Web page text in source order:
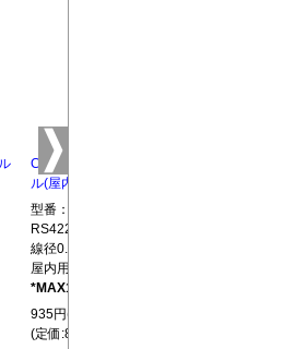
CBLTP-10 シールド付き10対ツイストペ
ル(屋内用)
型番：CBLTP-10
RS422/RS485/4線式RS485用両端バラケ
線径0.32mm(AWG28)/撚り線/外径12.7mm
屋内用(850円/m)
*MAX100m
935円(税込)
(定価:850円+消費税)〜